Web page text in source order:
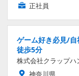
正社員
ゲーム好き必見/
徒歩5分
株式会社クラップハ
神奈川県